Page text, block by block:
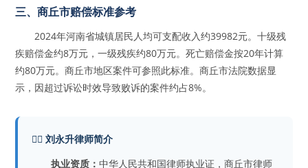
三、商丘市赔偿标准参考
2024年河南省城镇居民人均可支配收入约39982元。十级残
疾赔偿金约8万元，一级残疾约80万元。死亡赔偿金按20年计算
约80万元。商丘市地区案件可参照此标准。商丘市法院数据显
示，因超过诉讼时效导致败诉的案件约占8%。
👨‍⚖️ 刘永升律师简介
执业资质：中华人民共和国律师执业证，商丘市律师